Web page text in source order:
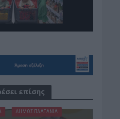
επίσης
ΔΉΜΟΣ ΠΛΑΤΑΝΙΆ